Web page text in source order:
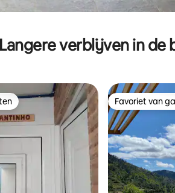
Langere verblijven in de
Favoriet van
Favoriet van